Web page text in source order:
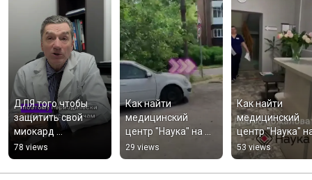
ДЛЯ того чтобы
защитить свой
миокард ...
78 views
Как найти
медицинский
центр "Наука" на
Загорской 23а, с
остановки
Переходной мост
29 views
Как найти
медицинский
центр "Наука"
Загорской 23а, с
остановки
Поликлиника
53 views